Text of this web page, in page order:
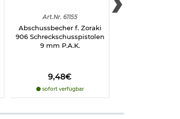
Art.Nr. 61155
Abschussbecher f. Zoraki
906 Schreckschusspistolen
9 mm P.A.K.
9,48€
sofort verfügbar